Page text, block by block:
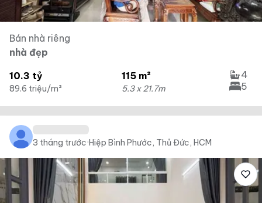
Bán nhà riêng
nhà đẹp
10.3 tỷ
89.6 triệu/m²
115 m²
5.3 x 21.7m
4
5
3 tháng trước·Hiệp Bình Phước, Thủ Đức, HCM